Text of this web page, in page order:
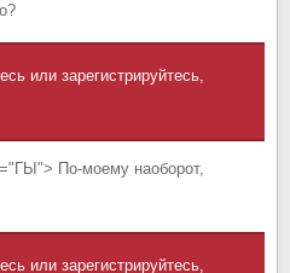
или зарегистрируйтесь,
По-моему наоборот,
или зарегистрируйтесь,